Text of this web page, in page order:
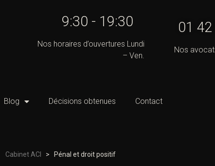
9:30 - 19:30
Nos horaires d’ouvertures Lundi
– Ven.
01
Nos
Blog Décisions obtenues Contact
Cabinet ACI > Pénal et droit positif